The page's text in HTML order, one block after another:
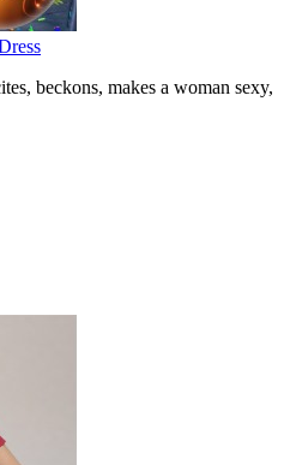
beckons, makes a woman sexy,